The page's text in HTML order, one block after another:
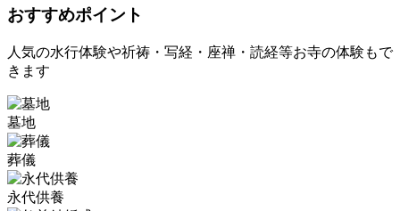
おすすめポイント
人気の水行体験や祈祷・写経・座禅・読経等お寺の体験もで
きます
墓地
葬儀
永代供養